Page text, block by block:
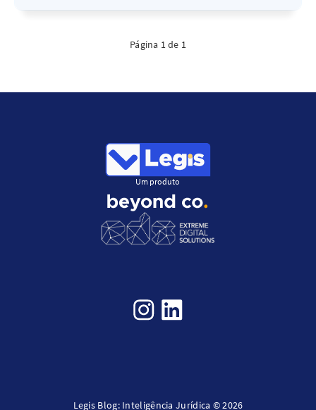
Página 1 de 1
Um produto
Legis Blog: Inteligência Jurídica © 2026